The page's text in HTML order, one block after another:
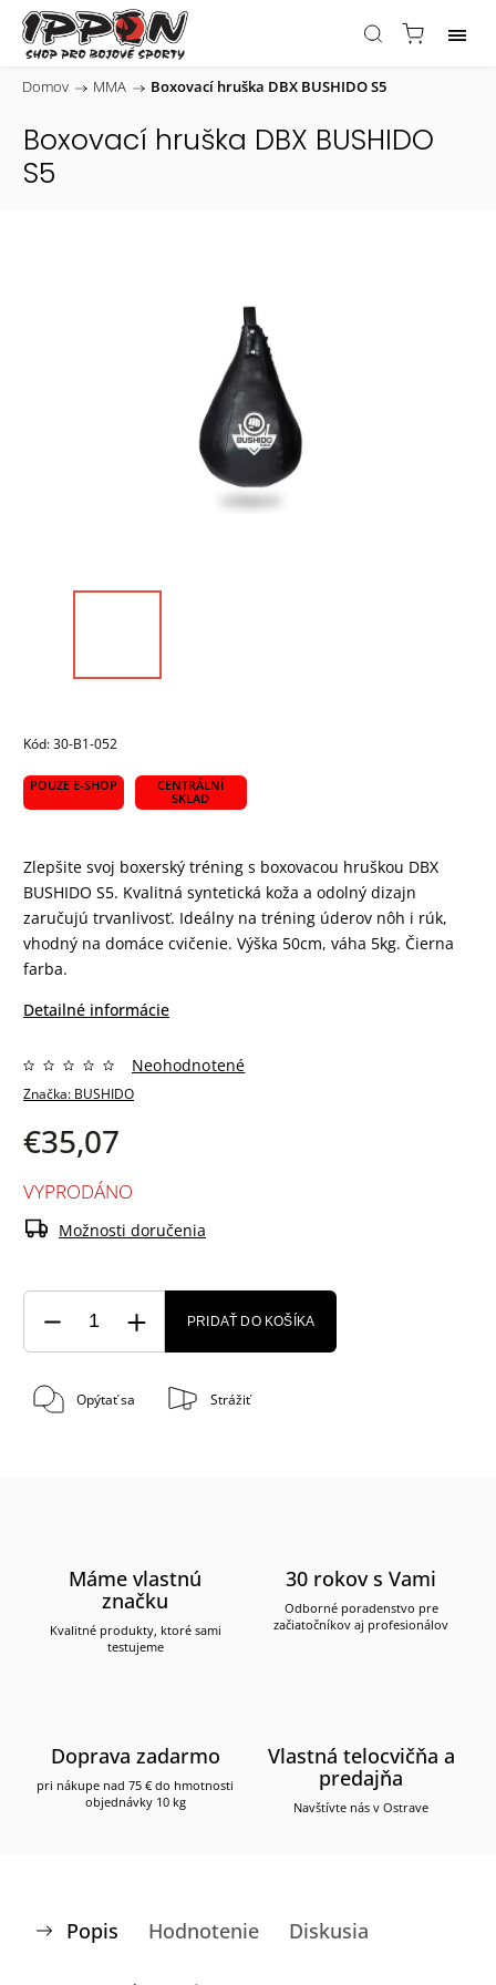
Domov / MMA / Boxovací hruška DBX BUSHIDO S5
Boxovací hruška DBX BUSHIDO
S5
Kód:30-B1-052
POUZE E-SHOP
CENTRÁLNÍ
SKLAD
Zlepšite svoj boxerský tréning s boxovacou hruškou DBX
BUSHIDO S5. Kvalitná syntetická koža a odolný dizajn
zaručujú trvanlivosť. Ideálny na tréning úderov nôh i rúk,
vhodný na domáce cvičenie. Výška 50cm, váha 5kg. Čierna
farba.
Detailné informácie
Značka: BUSHIDO
Neohodnotené
€35,07
VYPRODÁNO
Možnosti doručenia
PRIDAŤ DO KOŠÍKA
Opýtať sa Strážiť
Máme vlastnú
značku
Kvalitné produkty, ktoré sami
testujeme
30 rokov s Vami
Odborné poradenstvo pre
začiatočníkov aj profesionálov
Doprava zadarmo
pri nákupe nad 75 € do hmotnosti
objednávky 10 kg
Vlastná telocvičňa a
predajňa
Navštívte nás v Ostrave
Popis Hodnotenie Diskusia